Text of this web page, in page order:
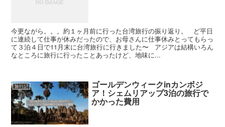
今更ながら。。。約１ヶ月前に行った台湾旅行の振り返り。 ど平日
に連続して仕事が休みだったので、お母さんに仕事休みとってもらっ
て３泊４日で11月末に台湾旅行に行きました〜 アジアは結構いろん
なところに旅行に行ったことあったけど、地味に...
旅行記 ゴールデンウィークinカンボジ
ア！シェムリアップ3泊の旅行で
かかった費用